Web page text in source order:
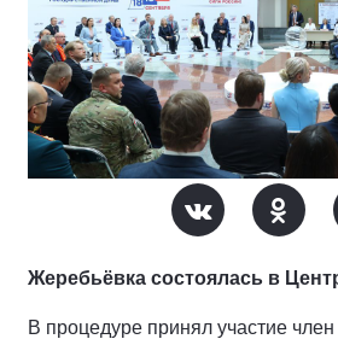
Жеребьёвка состоялась в
В процедуре принял участие